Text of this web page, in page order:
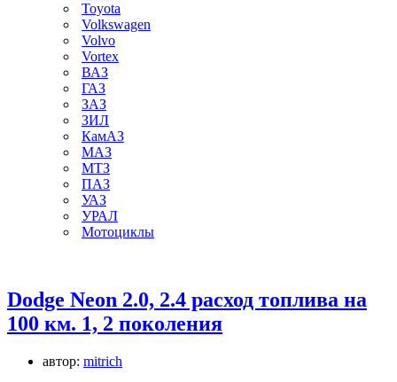
Toyota
Volkswagen
Volvo
Vortex
ВАЗ
ГАЗ
ЗАЗ
ЗИЛ
КамАЗ
МАЗ
МТЗ
ПАЗ
УАЗ
УРАЛ
Мотоциклы
Dodge Neon 2.0, 2.4 расход топлива на
100 км. 1, 2 поколения
автор: mitrich